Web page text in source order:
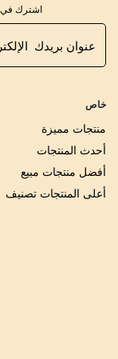
خاص
منتجات مميزة
أحدث المنتجات
أفضل منتجات مبيع
أعلى المنتجات تصنيف
اشترك في